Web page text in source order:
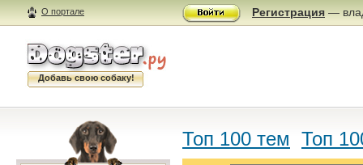
О портале Регистрация —
Добавь свою собаку!
Топ 100 тем Топ